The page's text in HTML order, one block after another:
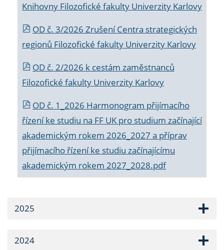
Knihovny Filozofické fakulty Univerzity Karlovy
OD č. 3/2026 Zrušení Centra strategických
regionů Filozofické fakulty Univerzity Karlovy
OD č. 2/2026 k cestám zaměstnanců
Filozofické fakulty Univerzity Karlovy
OD č. 1_2026 Harmonogram přijímacího
řízení ke studiu na FF UK pro studium začínající
akademickým rokem 2026_2027 a příprav
přijímacího řízení ke studiu začínajícímu
akademickým rokem 2027_2028.pdf
2025
2024